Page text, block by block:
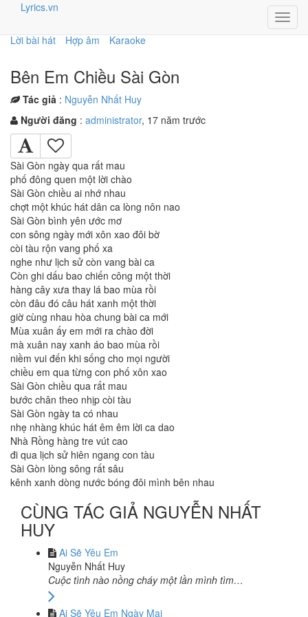
Lyrics.vn
Lời bài hát Hợp âm Karaoke
Bên Em Chiều Sài Gòn
Tác giả : Nguyễn Nhất Huy
Người đăng : administrator, 17 năm trước
Sài Gòn ngày qua rất mau
phố đông quen một lời chào
Sài Gòn chiều ai nhớ nhau
chợt một khúc hát dân ca lòng nôn nao
Sài Gòn bình yên ước mơ
con sông ngày mới xôn xao đôi bờ
còi tàu rộn vang phố xa
nghe như lịch sử còn vang bài ca
Còn ghi dấu bao chiến công một thời
hàng cây xưa thay lá bao mùa rồi
còn đâu đó câu hát xanh một thời
giờ cùng nhau hòa chung bài ca mới
Mùa xuân ấy em mới ra chào đời
mà xuân nay xanh áo bao mùa rồi
niềm vui đến khi sống cho mọi người
chiều em qua từng con phố xôn xao
Sài Gòn chiều qua rất mau
bước chân theo nhịp còi tàu
Sài Gòn ngày ta có nhau
nhẹ nhàng khúc hát êm êm lời ca dao
Nhà Rồng hàng tre vút cao
đi qua lịch sử hiên ngang con tàu
Sài Gòn lòng sông rất sâu
kênh xanh dòng nước bóng đôi mình bên nhau
CÙNG TÁC GIẢ NGUYỄN NHẤT
HUY
Ai Sẽ Yêu Em
Nguyễn Nhất Huy
Cuộc tình nào nồng cháy một lần mình tìm…
Ai Sẽ Yêu Em Ngày Mai